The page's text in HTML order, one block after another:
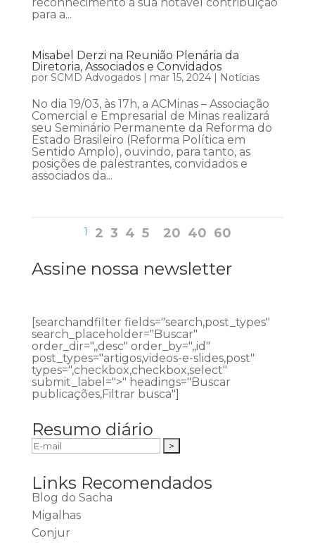
reconhecimento à sua notável contribuição
para a...
Misabel Derzi na Reunião Plenária da
Diretoria, Associados e Convidados
por SCMD Advogados| mar 15, 2024| Notícias
No dia 19/03, às 17h, a ACMinas – Associação
Comercial e Empresarial de Minas realizará
seu Seminário Permanente da Reforma do
Estado Brasileiro (Reforma Política em
Sentido Amplo), ouvindo, para tanto, as
posições de palestrantes, convidados e
associados da...
1 2 3 4 5 20 40 60
Assine nossa newsletter
[searchandfilter fields="search,post_types"
search_placeholder="Buscar"
order_dir=",,desc" order_by=",,id"
post_types="artigos,videos-e-slides,post"
types=",checkbox,checkbox,select"
submit_label=">" headings="Buscar
publicações,Filtrar busca"]
Resumo diário
Links Recomendados
Blog do Sacha
Migalhas
Conjur